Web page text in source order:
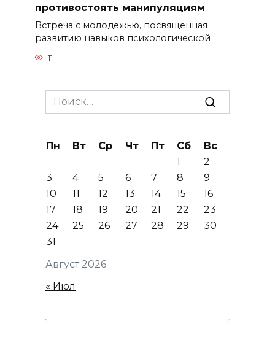
противостоять манипуляциям
Встреча с молодежью, посвященная
развитию навыков психологической
11
Search
for:
Август 2026
Пн Вт Ср Чт Пт Сб
Вс
1
2
3
4 5 6 7 8
9
10
11 12 13 14 15
16
17
18 19 20 21 22
23
24
25 26 27 28 29
30
31
« Июл